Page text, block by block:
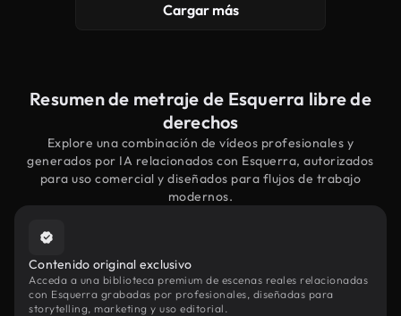
Cargar más
Resumen de metraje de Esquerra libre de
derechos
Explore una combinación de vídeos profesionales y
generados por IA relacionados con Esquerra, autorizados
para uso comercial y diseñados para flujos de trabajo
modernos.
Contenido original exclusivo
Acceda a una biblioteca premium de escenas reales relacionadas
con Esquerra grabadas por profesionales, diseñadas para
storytelling, marketing y uso editorial.